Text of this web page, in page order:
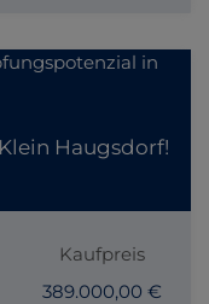
Haugsdorf!
Kaufpreis
389.000,00 €